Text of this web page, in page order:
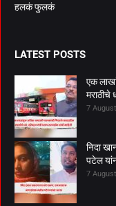
हलकं फुलकं
LATEST POSTS
एक
मराठीचे
7
निदा
पटेल
7